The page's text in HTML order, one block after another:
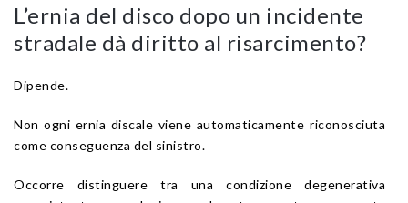
L’ernia del disco dopo un incidente
stradale dà diritto al risarcimento?
Dipende.
Non ogni ernia discale viene automaticamente riconosciuta
come conseguenza del sinistro.
Occorre distinguere tra una condizione degenerativa